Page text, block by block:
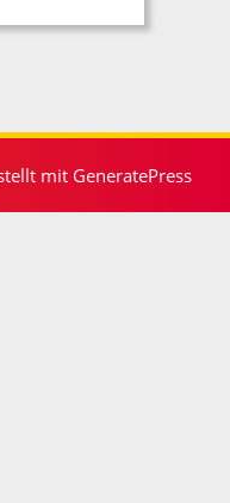
mit GeneratePress